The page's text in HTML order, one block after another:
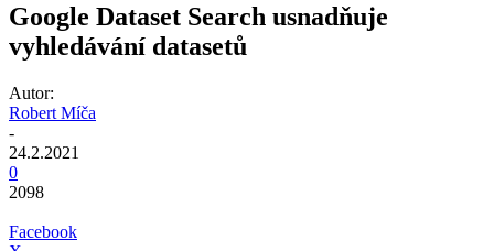
Google Dataset Search usnadňuje
vyhledávání datasetů
Autor:
Robert Míča
-
24.2.2021
0
2098
Facebook